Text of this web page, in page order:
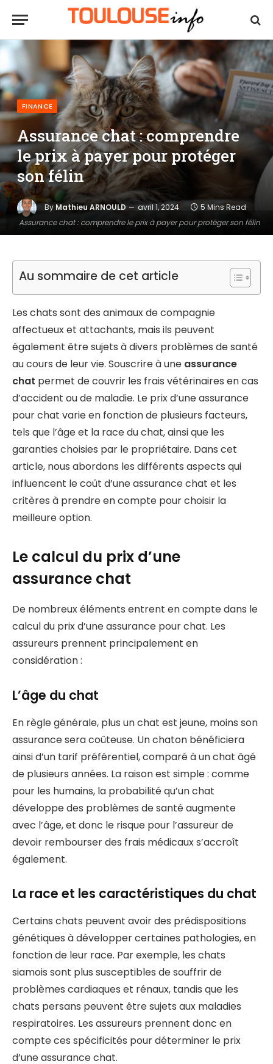
Assurance chat : comprendre le prix à payer pour protéger son félin
FINANCE
Assurance chat : comprendre
le prix à payer pour protéger
son félin
By Mathieu ARNOULD avril 1, 2024 5 Mins Read
Au sommaire de cet article
Les chats sont des animaux de compagnie
affectueux et attachants, mais ils peuvent
également être sujets à divers problèmes de santé
au cours de leur vie. Souscrire à une assurance
chat permet de couvrir les frais vétérinaires en cas
d’accident ou de maladie. Le prix d’une assurance
pour chat varie en fonction de plusieurs facteurs,
tels que l’âge et la race du chat, ainsi que les
garanties choisies par le propriétaire. Dans cet
article, nous abordons les différents aspects qui
influencent le coût d’une assurance chat et les
critères à prendre en compte pour choisir la
meilleure option.
Le calcul du prix d’une
assurance chat
De nombreux éléments entrent en compte dans le
calcul du prix d’une assurance pour chat. Les
assureurs prennent principalement en
considération :
L’âge du chat
En règle générale, plus un chat est jeune, moins son
assurance sera coûteuse. Un chaton bénéficiera
ainsi d’un tarif préférentiel, comparé à un chat âgé
de plusieurs années. La raison est simple : comme
pour les humains, la probabilité qu’un chat
développe des problèmes de santé augmente
avec l’âge, et donc le risque pour l’assureur de
devoir rembourser des frais médicaux s’accroît
également.
La race et les caractéristiques du chat
Certains chats peuvent avoir des prédispositions
génétiques à développer certaines pathologies, en
fonction de leur race. Par exemple, les chats
siamois sont plus susceptibles de souffrir de
problèmes cardiaques et rénaux, tandis que les
chats persans peuvent être sujets aux maladies
respiratoires. Les assureurs prennent donc en
compte ces spécificités pour déterminer le prix
d’une assurance chat.